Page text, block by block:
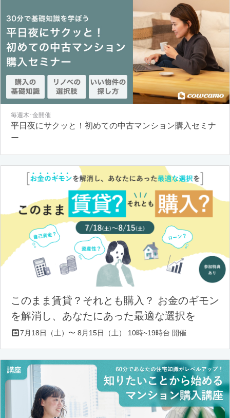
毎週木･金開催
平日夜にサクッと！初めての中古マンション購入セミナ
ー
このまま賃貸？それとも購入？ お金のギモン
を解消し、あなたにあった最適な選択を
7月18日（土）〜 8月15日（土） 10時~19時台 開催